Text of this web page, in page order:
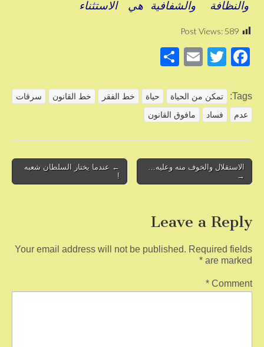
والنظافة والشفافية هي الاستثناء
Post Views: 589
F
c
e
o
k
T
tt
er
E
ail
ar
e
Tags: تمكن من الحياة حياة خط الفقر خط القانون
سرقات
عدم
فساد مافوق القانون
Post
navigation
← عندما يختار السلطان شعبه
!
الاستقلال والخوف منه وعليه…
→
Leave a Reply
Your email address will not be published. Required fields
are marked
*
Comment
*